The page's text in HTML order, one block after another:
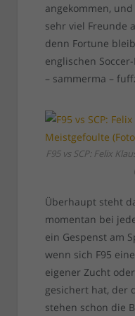
angekommen,
sehr viel Freunde
denn Fortune
englischen
– sammerma –
F95 vs SCP: Felix
Überhaupt steht
momentan bei
ein Gespenst am
wenn sich F95
eigener Zucht
gesichert hat, der
stehen schon die